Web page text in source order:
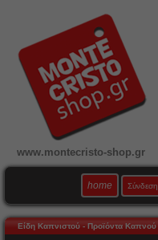
www.montecristo-shop.gr
home Σύνδεση
Είδη Καπνιστού - Προϊόντα Καπνού